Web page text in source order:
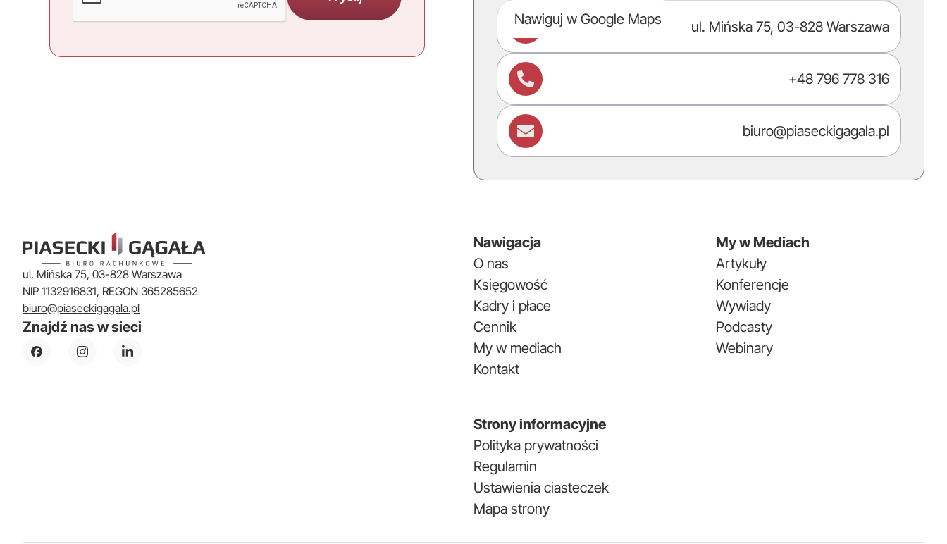
Nawiguj w Google Maps
 ul. Mińska 75, 03-828 Warszawa
 +48 796 778 316
 biuro@piaseckigagala.pl
ul. Mińska 75, 03-828 Warszawa
NIP 1132916831, REGON 365285652
biuro@piaseckigagala.pl
Znajdź nas w sieci
Nawigacja
O nas
Księgowość
Kadry i płace
Cennik
My w mediach
Kontakt
My w Mediach
Artykuły
Konferencje
Wywiady
Podcasty
Webinary
Strony informacyjne
Polityka prywatności
Regulamin
Ustawienia ciasteczek
Mapa strony